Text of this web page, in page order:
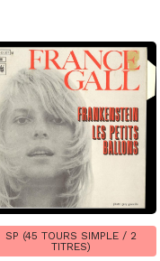
SP (45 TOURS SIMPLE / 2
TITRES)